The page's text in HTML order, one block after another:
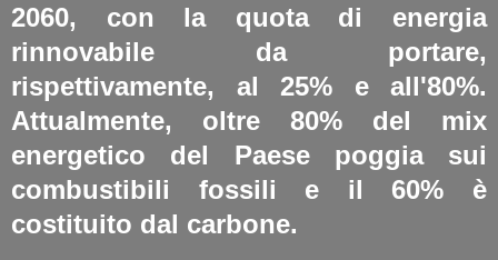
2060, con la quota di energia
rinnovabile da portare,
rispettivamente, al 25% e all'80%.
Attualmente, oltre 80% del mix
energetico del Paese poggia sui
combustibili fossili e il 60% è
costituito dal carbone.